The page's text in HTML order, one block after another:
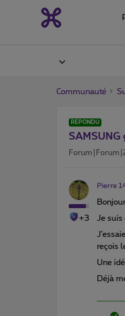
Communauté
RÉPONDU
+3
Pierre
Je suis
reçois
Une
Déjà